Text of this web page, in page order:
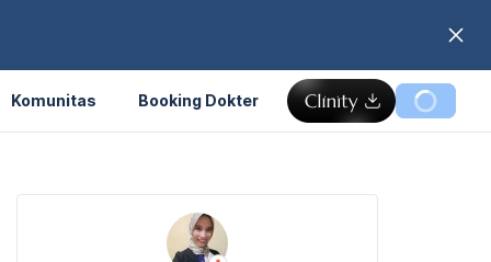
Komunitas Booking Dokter